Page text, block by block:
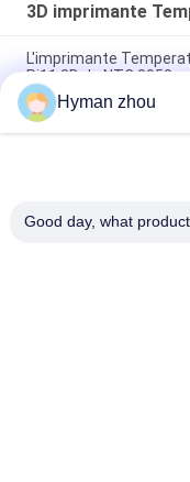
3D imprimante
L'imprimante
Rj11 3D de NTC 3950
capteur de
de grande précision
3D imprimante
Hyman zhou
Good day, what